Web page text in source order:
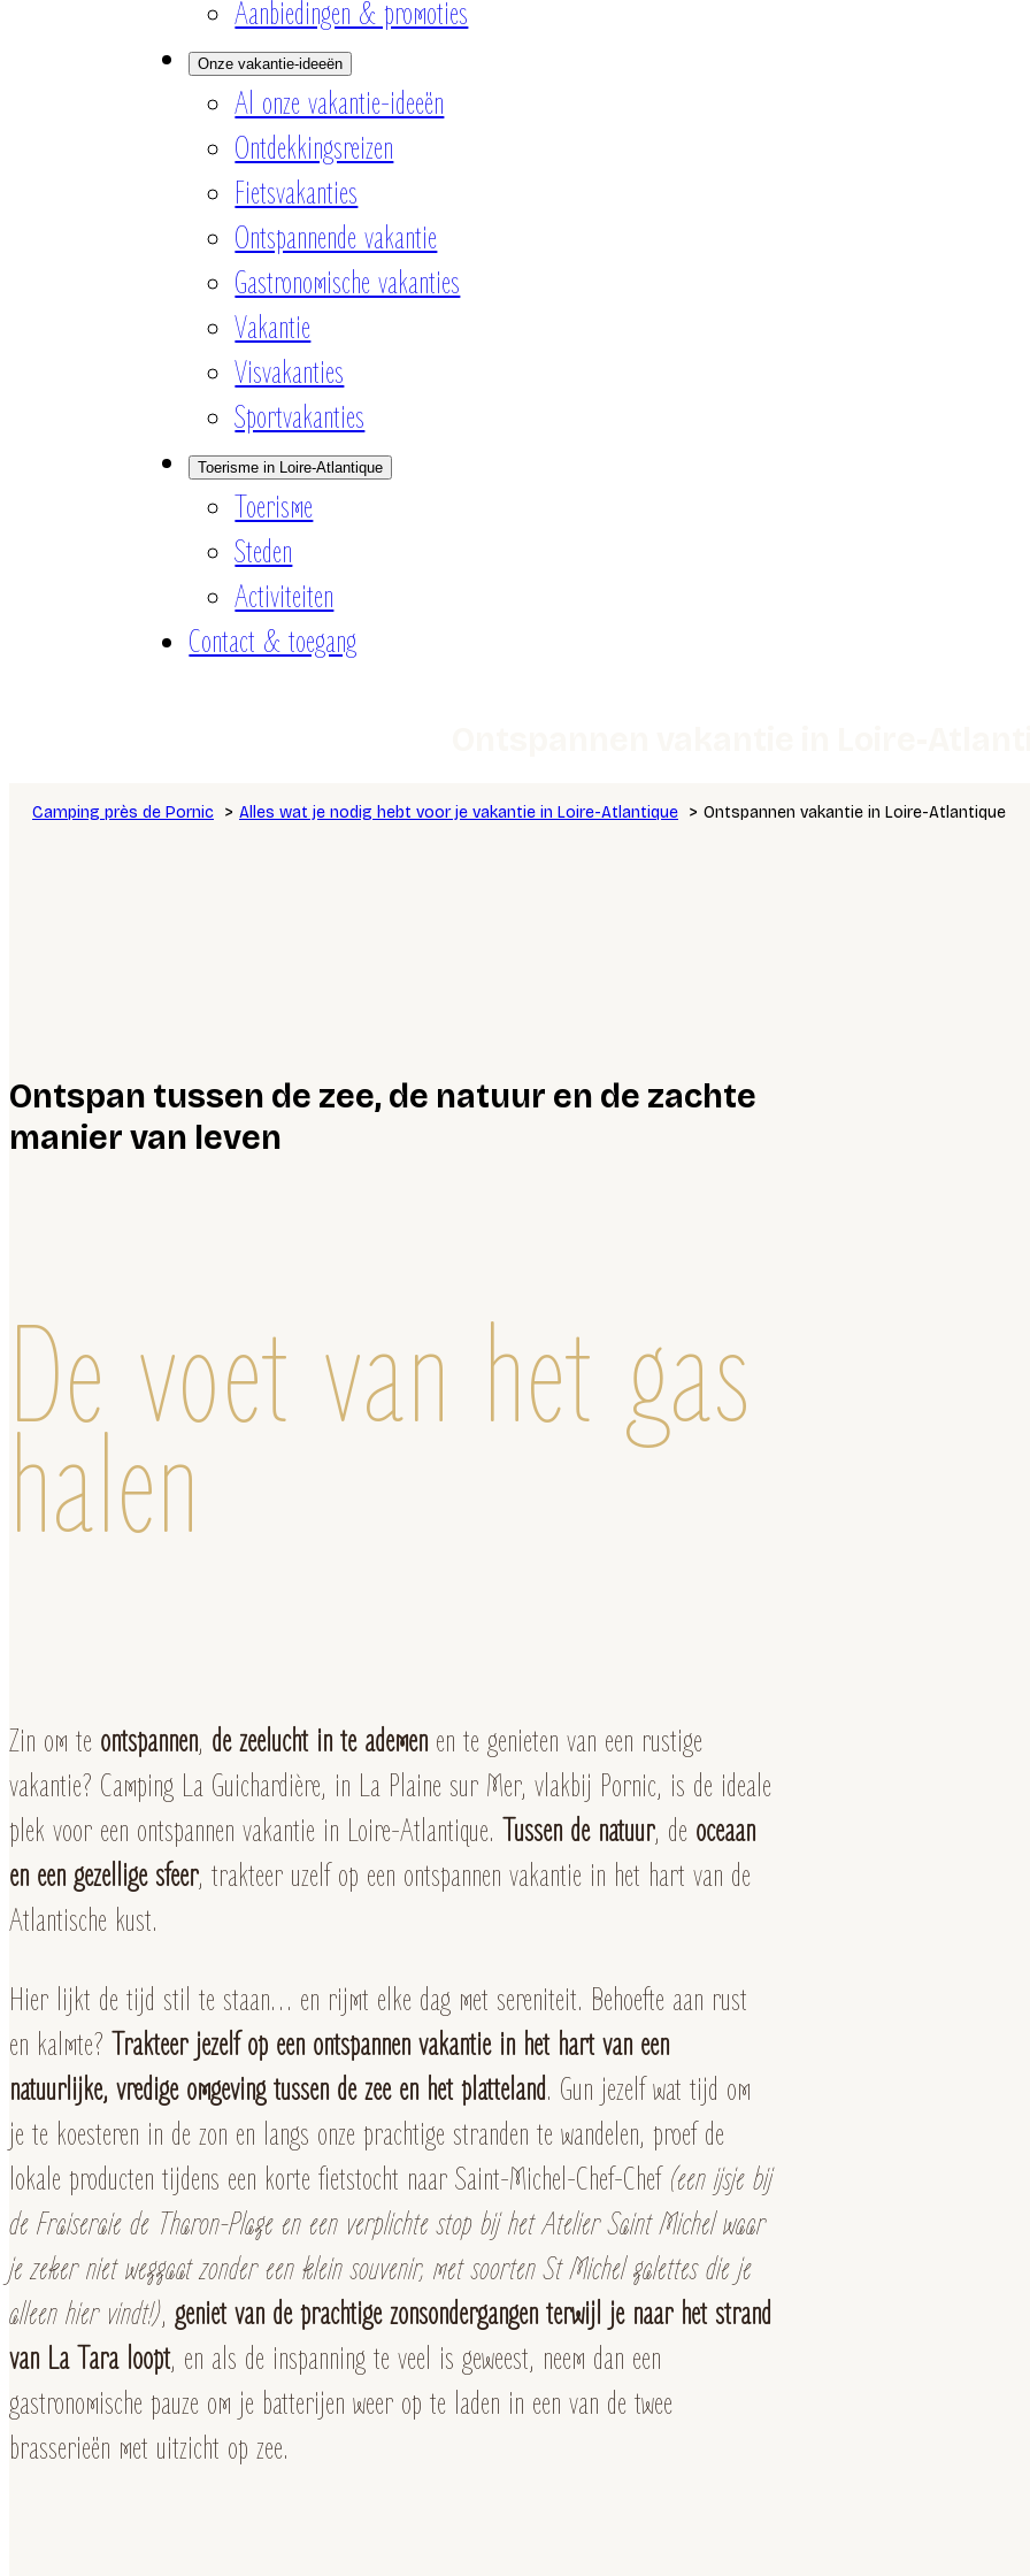
Aanbiedingen & promoties
Onze vakantie-ideeën
Al onze vakantie-ideeën
Ontdekkingsreizen
Fietsvakanties
Ontspannende vakantie
Gastronomische vakanties
Vakantie
Visvakanties
Sportvakanties
Toerisme in Loire-Atlantique
Toerisme
Steden
Activiteiten
Contact & toegang
Camping près de Pornic Alles wat je nodig hebt voor je vakantie in Loire-Atlantique Ontspannen vakantie in Loire-Atlantique
Ontspan tussen de zee, de natuur en de zachte
manier van leven
De voet van het gas
halen
Zin om te ontspannen, de zeelucht in te ademen en te genieten van een rustige
vakantie? Camping La Guichardière, in La Plaine sur Mer, vlakbij Pornic, is de ideale
plek voor een ontspannen vakantie in Loire-Atlantique. Tussen de natuur, de oceaan
en een gezellige sfeer, trakteer uzelf op een ontspannen vakantie in het hart van de
Atlantische kust.
Hier lijkt de tijd stil te staan… en rijmt elke dag met sereniteit. Behoefte aan rust
en kalmte? Trakteer jezelf op een ontspannen vakantie in het hart van een
natuurlijke, vredige omgeving tussen de zee en het platteland. Gun jezelf wat tijd om
je te koesteren in de zon en langs onze prachtige stranden te wandelen, proef de
lokale producten tijdens een korte fietstocht naar Saint-Michel-Chef-Chef (een ijsje bij
de Fraiseraie de Tharon-Plage en een verplichte stop bij het Atelier Saint Michel waar
je zeker niet weggaat zonder een klein souvenir, met soorten St Michel galettes die je
alleen hier vindt!), geniet van de prachtige zonsondergangen terwijl je naar het strand
van La Tara loopt, en als de inspanning te veel is geweest, neem dan een
gastronomische pauze om je batterijen weer op te laden in een van de twee
brasserieën met uitzicht op zee.